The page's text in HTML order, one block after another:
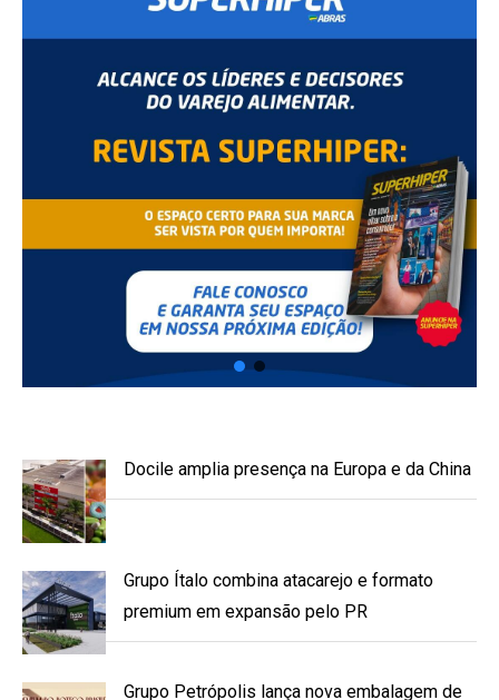
Docile amplia presença na Europa e da China
Grupo Ítalo combina atacarejo e formato
premium em expansão pelo PR
Grupo Petrópolis lança nova embalagem de